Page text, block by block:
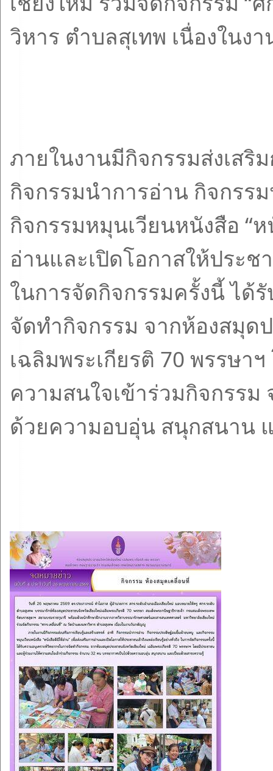
วิหาร ตำบลสุเทพ เนื่องใน
ภายในงานมีกิจกรรมส่งเสริ
กิจกรรมนำการอ่าน กิจกร
กิจกรรมหมุนเวียนหนังสือ “
อ่านและเปิดโอกาสให้ประช
ในการจัดกิจกรรมครั้งนี้ ได้
จัดทำกิจกรรม จากห้องสมุด
เฉลิมพระเกียรติ 70 พรรษา
ความสนใจเข้าร่วมกิจกรร
ด้วยความอบอุ่น สนุกสนาน